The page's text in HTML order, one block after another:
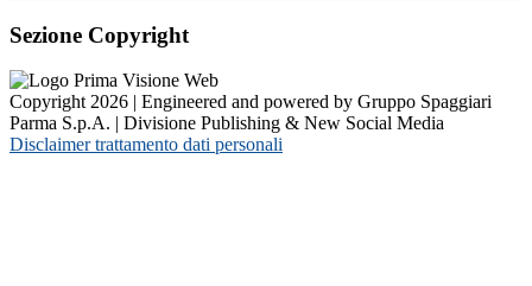
Sezione Copyright
Copyright 2026 | Engineered and powered by Gruppo Spaggiari
Parma S.p.A. | Divisione Publishing & New Social Media
Disclaimer trattamento dati personali